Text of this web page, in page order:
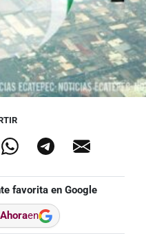
favorita en Google
en